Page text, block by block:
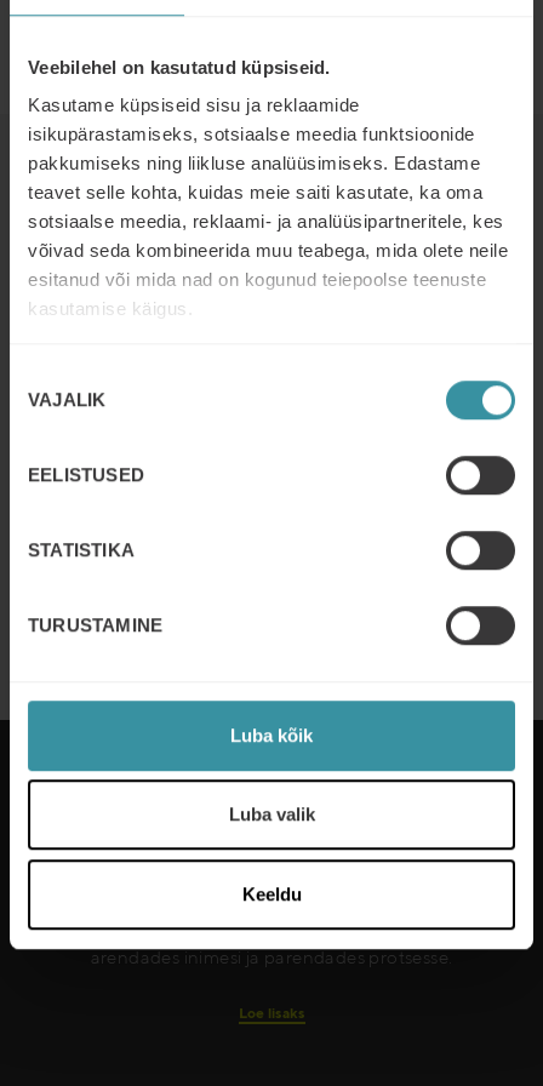
Veebilehel on kasutatud küpsiseid.
Kasutame küpsiseid sisu ja reklaamide
isikupärastamiseks, sotsiaalse meedia funktsioonide
pakkumiseks ning liikluse analüüsimiseks. Edastame
teavet selle kohta, kuidas meie saiti kasutate, ka oma
sotsiaalse meedia, reklaami- ja analüüsipartneritele, kes
võivad seda kombineerida muu teabega, mida olete neile
esitanud või mida nad on kogunud teiepoolse teenuste
kasutamise käigus.
valik
VAJALIK
EELISTUSED
STATISTIKA
TURUSTAMINE
Luba kõik
Luba valik
Keeldu
Read next
DETSEMBER 2| 3 MIN READ
How Resinex is elevating commercial
excellence across Europe
boosted its sales prospecting with
Implementing Value-Based Sales
Mercuri International arendab inimesi ja
enam kui 50 riigis. Me teenindame kliente nii
lokaalselt kui globaalselt. Me kasvatame kasumit
arendades inimesi ja parendades protsesse.
Loe lisaks